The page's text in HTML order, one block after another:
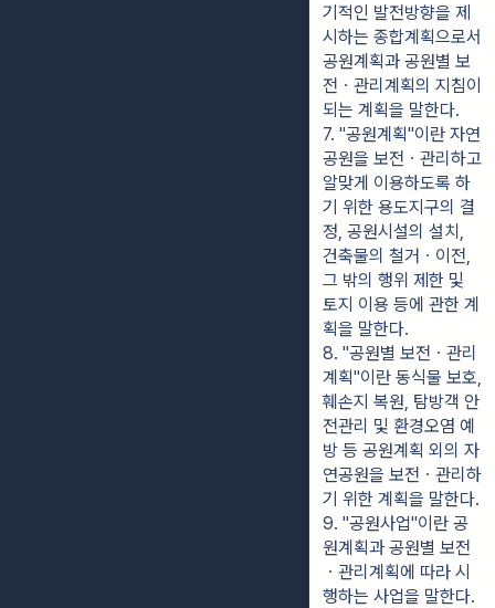
기적인 발전방향을 제
시하는 종합계획으로서
공원계획과 공원별 보
전ㆍ관리계획의 지침이
되는 계획을 말한다.
7. "공원계획"이란 자연
공원을 보전ㆍ관리하고
알맞게 이용하도록 하
기 위한 용도지구의 결
정, 공원시설의 설치,
건축물의 철거ㆍ이전,
그 밖의 행위 제한 및
토지 이용 등에 관한 계
획을 말한다.
8. "공원별 보전ㆍ관리
계획"이란 동식물 보호,
훼손지 복원, 탐방객 안
전관리 및 환경오염 예
방 등 공원계획 외의 자
연공원을 보전ㆍ관리하
기 위한 계획을 말한다.
9. "공원사업"이란 공
원계획과 공원별 보전
ㆍ관리계획에 따라 시
행하는 사업을 말한다.